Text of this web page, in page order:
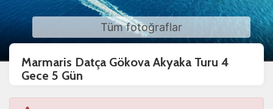
Tüm fotoğraflar
Marmaris Datça Gökova Akyaka Turu 4
Gece 5 Gün